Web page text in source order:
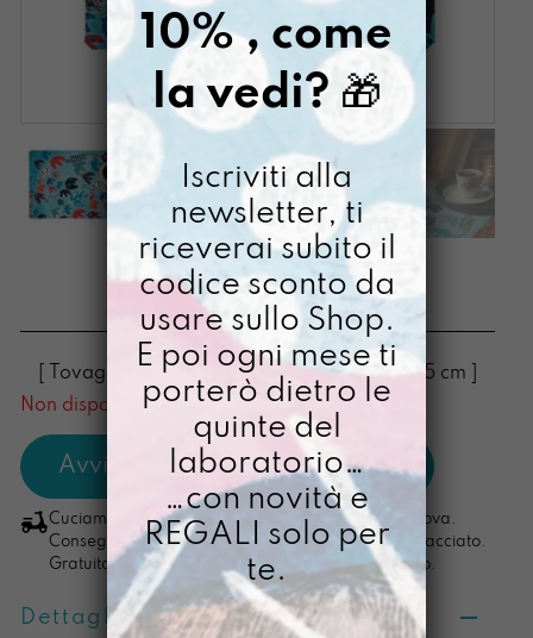
ETTA PRIMAVERA
€ 20,00
[ Tovaglietta Tovaglietta Americana: 34 X 45 cm ]
Non disponibile al momento
Cuciamo ogni ordine nel nostro laboratorio di Padova.
Consegna in 4/5 giorni lavorativi, pacco sempre tracciato.
Gratuita per ordini di importo superiore ai 100 euro.
Dettagli prodotto
10% , come
la vedi? 🎁
Iscriviti alla
newsletter, ti
riceverai subito il
codice sconto da
usare sullo Shop.
E poi ogni mese ti
porterò dietro le
quinte del
laboratorio…
…con novità e
REGALI solo per
te.